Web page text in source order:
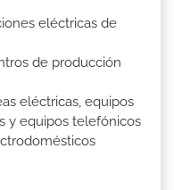
eléctricas de
de producción
eléctricas, equipos
y equipos telefónicos